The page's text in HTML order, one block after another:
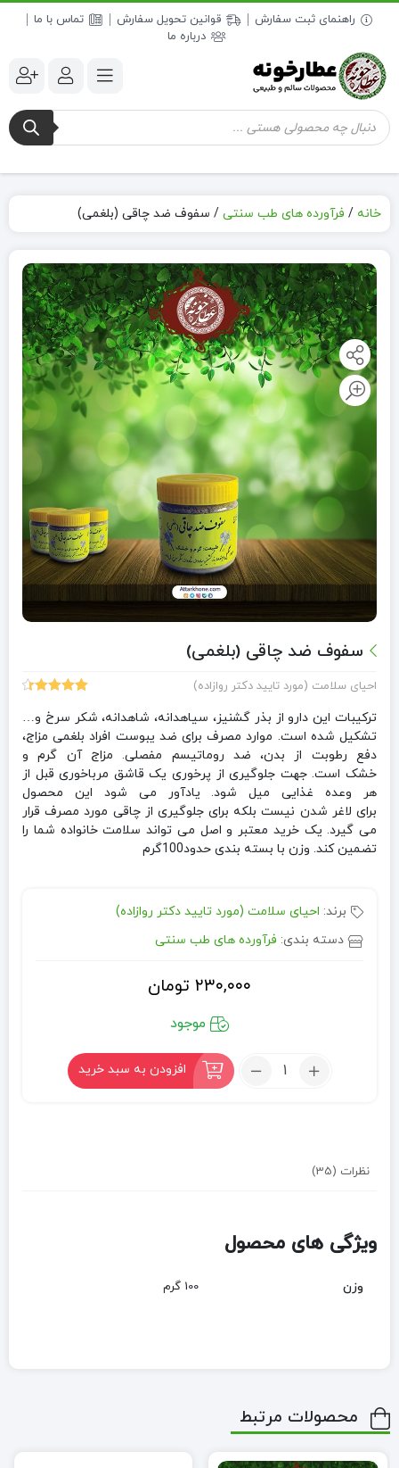
راهنمای ثبت سفارش قوانین تحویل سفارش
تماس با ما
درباره ما
جستجوی
محصولات
خانه / فرآورده های طب سنتی / سفوف ضد چاقی (بلغمی)
سفوف ضد چاقی (بلغمی)
احیای سلامت (مورد تایید دکتر روازاده)
4.44
از 5
در
امتیازدهی
مشتری
ترکیبات این دارو از بذر گشنیز، سیاهدانه، شاهدانه، شکر سرخ و…
تشکیل شده است. موارد مصرف برای ضد یبوست افراد بلغمی مزاج،
دفع رطوبت از بدن، ضد روماتیسم مفصلی. مزاج آن گرم و
خشک است. جهت جلوگیری از پرخوری یک قاشق مرباخوری قبل از
هر وعده غذایی میل شود. یادآور می شود این محصول
برای لاغر شدن نیست بلکه برای جلوگیری از چاقی مورد مصرف قرار
می گیرد. یک خرید معتبر و اصل می تواند سلامت خانواده شما را
تضمین کند. وزن با بسته بندی حدود100گرم
برند: احیای سلامت (مورد تایید دکتر روازاده)
دسته بندی: فرآورده های طب سنتی
۲۳۰,۰۰۰ تومان
موجود
تعداد:
افزودن به سبد خرید
نظرات (35)
ویژگی های محصول
وزن 100 گرم
محصولات مرتبط